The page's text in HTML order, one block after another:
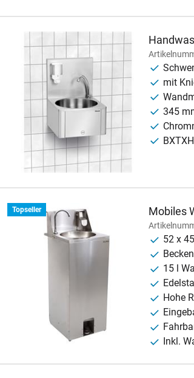
mit
345
Topseller Mobiles
52 x
15 l
Hohe
Inkl.